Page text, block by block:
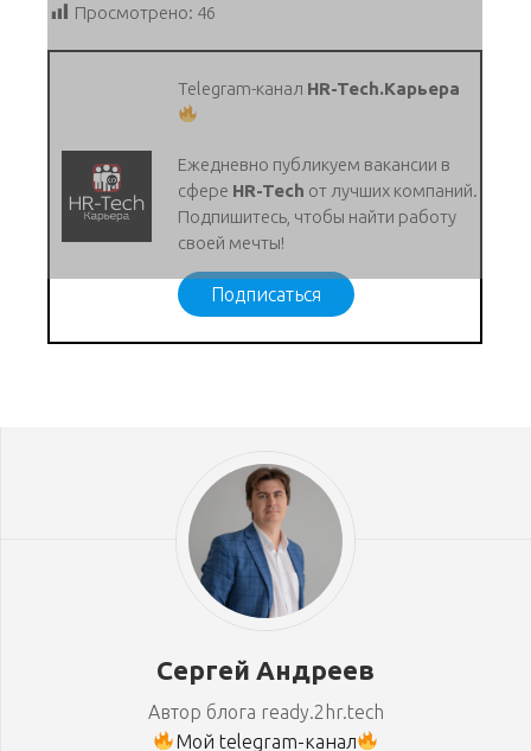
Просмотрено: 46
Telegram-канал HR-Tech.Карьера
Ежедневно публикуем вакансии в
сфере HR-Tech от лучших компаний.
Подпишитесь, чтобы найти работу
своей мечты!
Подписаться
Сергей Андреев
Автор блога ready.2hr.tech
Мой telegram-канал